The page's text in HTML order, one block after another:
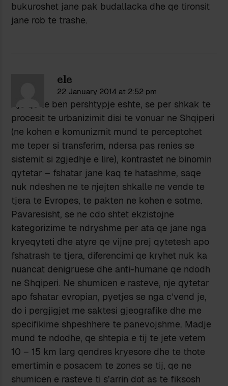
bukuroshet jane pak budallacka dhe qe tironsit
jane rob te trashe.
ele
22 January 2014 at 2:52 pm
Ajo qe te ben pershtypje eshte, se per shkak te
procesit te urbanizimit disi te vonuar ne Shqiperi
(ne kohen e komunizmit mund te perceptohet
me teper si transferim, ndersa pas renies se
sistemit si zgjedhje e lire), kontrastet ne binomin
qytetar – fshatar jane kaq te hatashme, saqe
nuk ndeshen ne te njejten shkalle ne vende te
tjera te Evropes, te pakten ne kohen e sotme.
Pavaresisht, se ne cdo shtet ekzistojne
kategorizime te ndryshme per ata qe jane nga
kryeqyteti dhe atyre qe vijne prej qytetesh apo
fshatrash te tjera, diferencimi qe kryhet nuk ka
nuancat denigruese dhe anti-humane qe ndodh
ne Shqiperi. Ne shumicen e rasteve, nje qytetar
apo fshatar evropian, pyetjes se nga c’vend je,
do i pergjigjet me saktesi gjeografike dhe me
specifikime shpeshhere te panevojshme. Madje
mund te ndodhe, qe shtepia e tij te jete vetem
10 – 15 km larg qendres kryesore dhe te thote
emertimin e posacem te zones se tij, qe ne
shumicen e rasteve ti s’arrin dot as te fiksosh